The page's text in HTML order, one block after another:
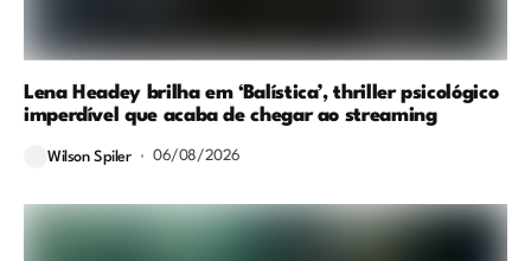
Lena Headey brilha em ‘Balística’, thriller psicológico
imperdível que acaba de chegar ao streaming
Wilson Spiler 06/08/2026